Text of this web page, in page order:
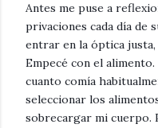
Antes me puse a
privaciones cada día de
entrar en la óptica justa,
Empecé con el
cuanto comía
seleccionar los
sobrecargar mi cuerpo.